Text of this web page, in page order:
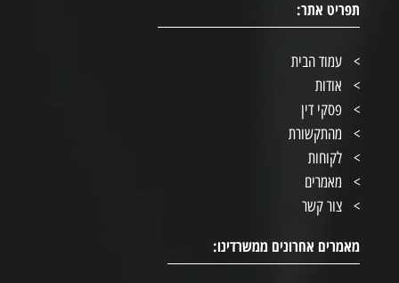
תפריט אתר:
עמוד הבית
אודות
פסקי דין
מהתקשורת
לקוחות
מאמרים
צור קשר
מאמרים אחרונים ממשרדינו: